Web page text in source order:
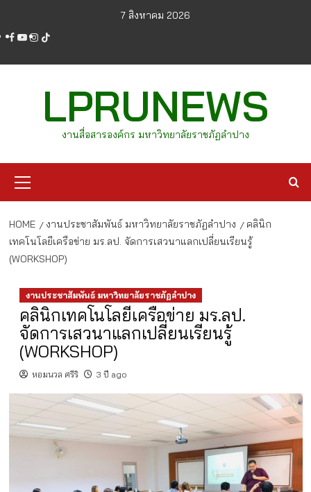
content
7 สิงหาคม 2026
facebook
youtube
instagram
tiktok
LPRUNEWS
งานสื่อสารองค์กร มหาวิทยาลัยราชภัฏลำปาง
Menu
HOME งานประชาสัมพันธ์ มหาวิทยาลัยราชภัฏลำปาง
คลินิก
เทคโนโลยีเครือข่าย มร.ลป. จัดการเสวนาแลกเปลี่ยนเรียนรู้
(WORKSHOP)
งานประชาสัมพันธ์ มหาวิทยาลัยราชภัฏลำปาง
คลินิกเทคโนโลยีเครือข่าย มร.ลป.
จัดการเสวนาแลกเปลี่ยนเรียนรู้
(WORKSHOP)
หอมนวล ศรีริ 3 ปี ago